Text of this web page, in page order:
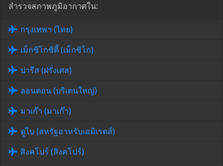
สำรวจสภาพภูมิอากาศใน:
กรุงเทพฯ (ไทย)
เม็กซิโกซิตี้ (เม็กซิโก)
ปารีส (ฝรั่งเศส)
ลอนดอน (บริเตนใหญ่)
มาเก๊า (มาเก๊า)
ดูไบ (สหรัฐอาหรับเอมิเรตส์)
สิงคโปร์ (สิงคโปร์)